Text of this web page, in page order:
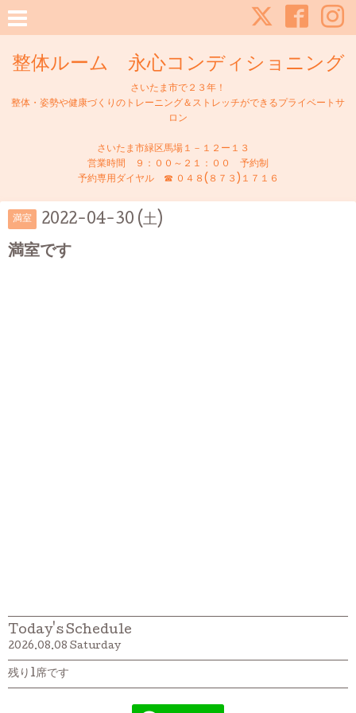
整体ルーム 永心コンディショニング
さいたま市で２３年！
整体・姿勢や健康づくりのトレーニング＆ストレッチができるプライベートサ
ロン
さいたま市緑区馬場１－１２ー１３
営業時間 ９：００～２１：００ 予約制
予約専用ダイヤル ☎ ０４８(８７３)１７１６
満室 2022-04-30 (土)
満室です
Today's Schedule
2026.08.08 Saturday
残り1席です